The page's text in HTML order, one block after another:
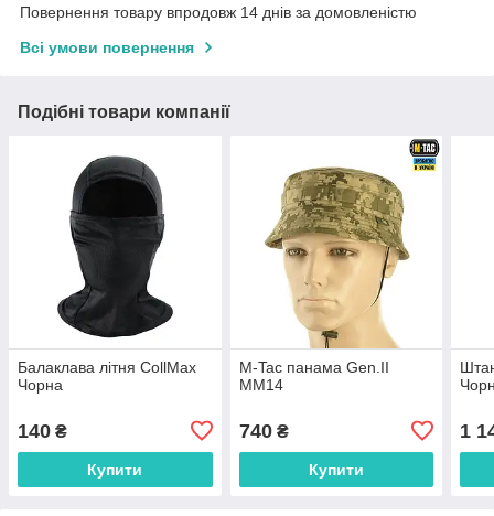
Повернення товару впродовж 14 днів за домовленістю
Всі умови повернення
Подібні товари компанії
Балаклава літня CollMax
Чорна
140 ₴
Купити
M-Tac панама Gen.II
MM14
740₴
Купити
1